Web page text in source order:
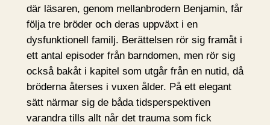
där läsaren, genom mellanbrodern Benjamin, får
följa tre bröder och deras uppväxt i en
dysfunktionell familj. Berättelsen rör sig framåt i
ett antal episoder från barndomen, men rör sig
också bakåt i kapitel som utgår från en nutid, då
bröderna återses i vuxen ålder. På ett elegant
sätt närmar sig de båda tidsperspektiven
varandra tills allt når det trauma som fick